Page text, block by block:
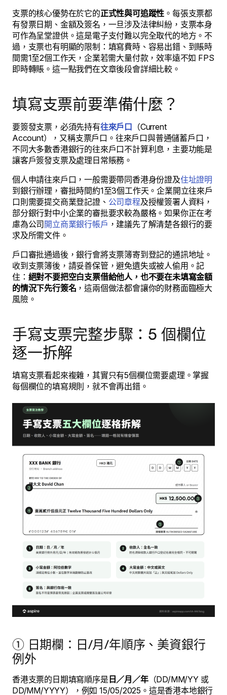
支票的核心優勢在於它的正式性與可追蹤性 。每張支票都
有發票日期、金額及簽名，一旦涉及法律糾紛，支票本身
可作為呈堂證供。這是電子支付難以完全取代的地方。不
過，支票也有明顯的限制：填寫費時、容易出錯、到賬時
間需1至2個工作天，企業若需大量付款，效率遠不如 FPS
即時轉賬。這一點我們在文章後段會詳細比較。
填寫支票前要準備什麼？
要簽發支票，必須先持有往來戶口 （Current
Account），又稱支票戶口。往來戶口與普通儲蓄戶口，
不同大多數香港銀行的往來戶口不計算利息，主要功能是
讓客戶簽發支票及處理日常賬務。
個人申請往來戶口，一般需要帶同香港身份證及住址證明
到銀行辦理，審批時間約1至3個工作天。企業開立往來戶
口則需要提交商業登記證、 公司章程及授權簽署人資料，
部分銀行對中小企業的審批要求較為嚴格。如果你正在考
慮為公司 開立商業銀行帳戶 ，建議先了解清楚各銀行的要
求及所需文件。
戶口審批通過後，銀行會將支票簿寄到登記的通訊地址。
收到支票簿後，請妥善保管，避免遺失或被人偷用。記
住： 絕對不要把空白支票借給他人，也不要在未填寫金額
的情況下先行簽名 ，這兩個做法都會讓你的財務面臨極大
風險。
手寫支票完整步驟：5 個欄位
逐一拆解
填寫支票看起來複雜，其實只有5個欄位需要處理。掌握
每個欄位的填寫規則，就不會再出錯。
① 日期欄：日/月/年順序、美資銀行
例外
香港支票的日期填寫順序是 日／月／年（DD/MM/YY 或
DD/MM/YYYY），例如 15/05/2025。這是香港本地銀行